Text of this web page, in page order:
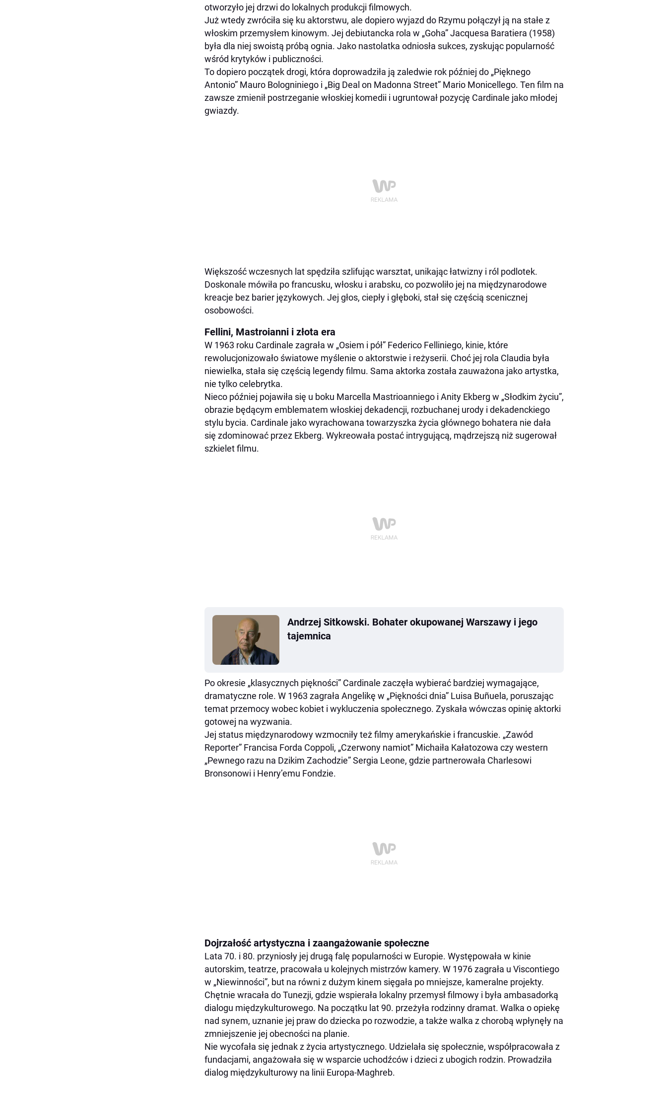
otworzyło jej drzwi do lokalnych produkcji filmowych.
Już wtedy zwróciła się ku aktorstwu, ale dopiero wyjazd do Rzymu połączył ją na stałe z
włoskim przemysłem kinowym. Jej debiutancka rola w „Goha” Jacquesa Baratiera (1958)
była dla niej swoistą próbą ognia. Jako nastolatka odniosła sukces, zyskując popularność
wśród krytyków i publiczności.
To dopiero początek drogi, która doprowadziła ją zaledwie rok później do „Pięknego
Antonio” Mauro Bologniniego i „Big Deal on Madonna Street” Mario Monicellego. Ten film na
zawsze zmienił postrzeganie włoskiej komedii i ugruntował pozycję Cardinale jako młodej
gwiazdy.
Większość wczesnych lat spędziła szlifując warsztat, unikając łatwizny i ról podlotek.
Doskonale mówiła po francusku, włosku i arabsku, co pozwoliło jej na międzynarodowe
kreacje bez barier językowych. Jej głos, ciepły i głęboki, stał się częścią scenicznej
osobowości.
Fellini, Mastroianni i złota era
W 1963 roku Cardinale zagrała w „Osiem i pół” Federico Felliniego, kinie, które
rewolucjonizowało światowe myślenie o aktorstwie i reżyserii. Choć jej rola Claudia była
niewielka, stała się częścią legendy filmu. Sama aktorka została zauważona jako artystka,
nie tylko celebrytka.
Nieco później pojawiła się u boku Marcella Mastrioanniego i Anity Ekberg w „Słodkim życiu”,
obrazie będącym emblematem włoskiej dekadencji, rozbuchanej urody i dekadenckiego
stylu bycia. Cardinale jako wyrachowana towarzyszka życia głównego bohatera nie dała
się zdominować przez Ekberg. Wykreowała postać intrygującą, mądrzejszą niż sugerował
szkielet filmu.
Andrzej Sitkowski. Bohater okupowanej Warszawy i jego
tajemnica
Po okresie „klasycznych piękności” Cardinale zaczęła wybierać bardziej wymagające,
dramatyczne role. W 1963 zagrała Angelikę w „Piękności dnia” Luisa Buñuela, poruszając
temat przemocy wobec kobiet i wykluczenia społecznego. Zyskała wówczas opinię aktorki
gotowej na wyzwania.
Jej status międzynarodowy wzmocniły też filmy amerykańskie i francuskie. „Zawód
Reporter” Francisa Forda Coppoli, „Czerwony namiot” Michaiła Kałatozowa czy western
„Pewnego razu na Dzikim Zachodzie” Sergia Leone, gdzie partnerowała Charlesowi
Bronsonowi i Henry’emu Fondzie.
Dojrzałość artystyczna i zaangażowanie społeczne
Lata 70. i 80. przyniosły jej drugą falę popularności w Europie. Występowała w kinie
autorskim, teatrze, pracowała u kolejnych mistrzów kamery. W 1976 zagrała u Viscontiego
w „Niewinności”, but na równi z dużym kinem sięgała po mniejsze, kameralne projekty.
Chętnie wracała do Tunezji, gdzie wspierała lokalny przemysł filmowy i była ambasadorką
dialogu międzykulturowego. Na początku lat 90. przeżyła rodzinny dramat. Walka o opiekę
nad synem, uznanie jej praw do dziecka po rozwodzie, a także walka z chorobą wpłynęły na
zmniejszenie jej obecności na planie.
Nie wycofała się jednak z życia artystycznego. Udzielała się społecznie, współpracowała z
fundacjami, angażowała się w wsparcie uchodźców i dzieci z ubogich rodzin. Prowadziła
dialog międzykulturowy na linii Europa-Maghreb.